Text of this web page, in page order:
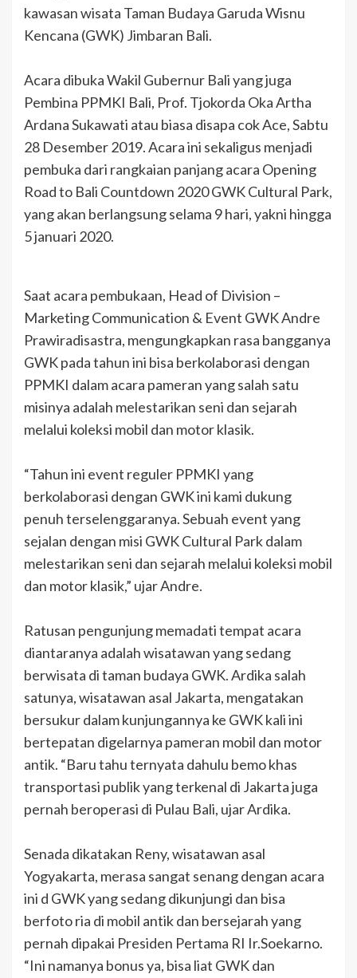
kawasan wisata Taman Budaya Garuda Wisnu
Kencana (GWK) Jimbaran Bali.
Acara dibuka Wakil Gubernur Bali yang juga
Pembina PPMKI Bali, Prof. Tjokorda Oka Artha
Ardana Sukawati atau biasa disapa cok Ace, Sabtu
28 Desember 2019. Acara ini sekaligus menjadi
pembuka dari rangkaian panjang acara Opening
Road to Bali Countdown 2020 GWK Cultural Park,
yang akan berlangsung selama 9 hari, yakni hingga
5 januari 2020.
Saat acara pembukaan, Head of Division –
Marketing Communication & Event GWK Andre
Prawiradisastra, mengungkapkan rasa bangganya
GWK pada tahun ini bisa berkolaborasi dengan
PPMKI dalam acara pameran yang salah satu
misinya adalah melestarikan seni dan sejarah
melalui koleksi mobil dan motor klasik.
“Tahun ini event reguler PPMKI yang
berkolaborasi dengan GWK ini kami dukung
penuh terselenggaranya. Sebuah event yang
sejalan dengan misi GWK Cultural Park dalam
melestarikan seni dan sejarah melalui koleksi mobil
dan motor klasik,” ujar Andre.
Ratusan pengunjung memadati tempat acara
diantaranya adalah wisatawan yang sedang
berwisata di taman budaya GWK. Ardika salah
satunya, wisatawan asal Jakarta, mengatakan
bersukur dalam kunjungannya ke GWK kali ini
bertepatan digelarnya pameran mobil dan motor
antik. “Baru tahu ternyata dahulu bemo khas
transportasi publik yang terkenal di Jakarta juga
pernah beroperasi di Pulau Bali, ujar Ardika.
Senada dikatakan Reny, wisatawan asal
Yogyakarta, merasa sangat senang dengan acara
ini d GWK yang sedang dikunjungi dan bisa
berfoto ria di mobil antik dan bersejarah yang
pernah dipakai Presiden Pertama RI Ir.Soekarno.
“Ini namanya bonus ya, bisa liat GWK dan